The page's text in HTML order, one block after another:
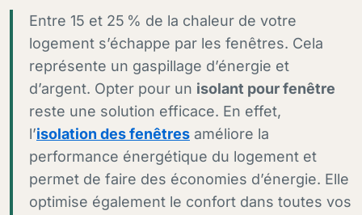
Entre 15 et 25 % de la chaleur de votre
logement s’échappe par les fenêtres. Cela
représente un gaspillage d’énergie et
d’argent. Opter pour un isolant pour fenêtre
reste une solution efficace. En effet,
l’isolation des fenêtres améliore la
performance énergétique du logement et
permet de faire des économies d’énergie. Elle
optimise également le confort dans toutes vos